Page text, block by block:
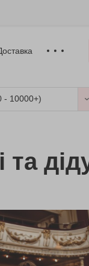
- 10000+)